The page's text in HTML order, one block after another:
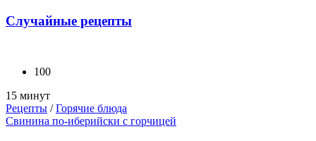
Случайные рецепты
100
15 минут
Рецепты /Горячие блюда
Свинина по-иберийски с горчицей